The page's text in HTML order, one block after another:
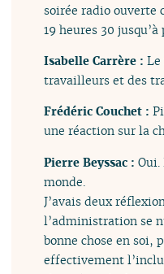
soirée radio ouverte
19 heures 30 jusqu’à
Isabelle Carrère :Le
travailleurs et des
Frédéric Couchet :
une réaction sur la
Pierre Beyssac :
monde.
J’avais deux
l’administration se
bonne chose en soi,
effectivement